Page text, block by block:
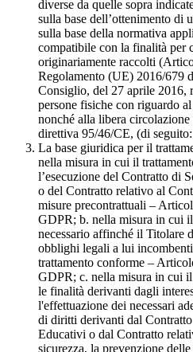
diverse da quelle sopra
sulla base dell’ottenimento di
sulla base della normativa
compatibile con la finalità per
originariamente raccolti
Regolamento (UE) 2016/679
Consiglio, del 27 aprile 2016,
persone fisiche con riguardo
nonché alla libera
direttiva 95/46/CE, (di
La base giuridica per il
nella misura in cui il
l’esecuzione del Contratto di
o del Contratto relativo al
misure precontrattuali –
GDPR; b. nella misura in cui
necessario affinché il Titolare
obblighi legali a lui
trattamento conforme –
GDPR; c. nella misura in cui il
le finalità derivanti dagli
l'effettuazione dei necessari
di diritti derivanti dal
Educativi o dal Contratto
sicurezza, la prevenzione